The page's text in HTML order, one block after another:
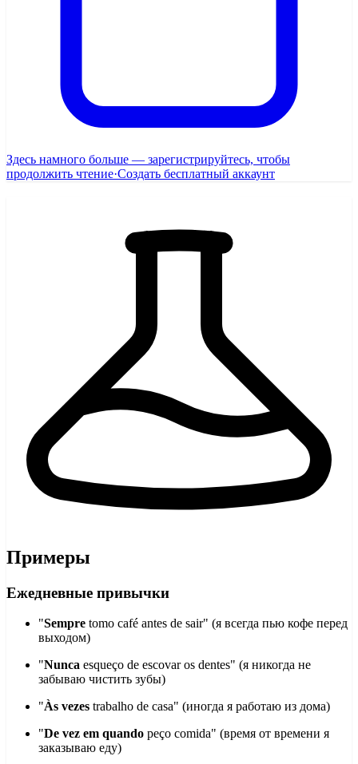
Здесь намного больше — зарегистрируйтесь, чтобы
продолжить чтение·Создать бесплатный аккаунт
Примеры
Ежедневные привычки
"Sempre tomo café antes de sair" (я всегда пью кофе перед
выходом)
"Nunca esqueço de escovar os dentes" (я никогда не
забываю чистить зубы)
"Às vezes trabalho de casa" (иногда я работаю из дома)
"De vez em quando peço comida" (время от времени я
заказываю еду)